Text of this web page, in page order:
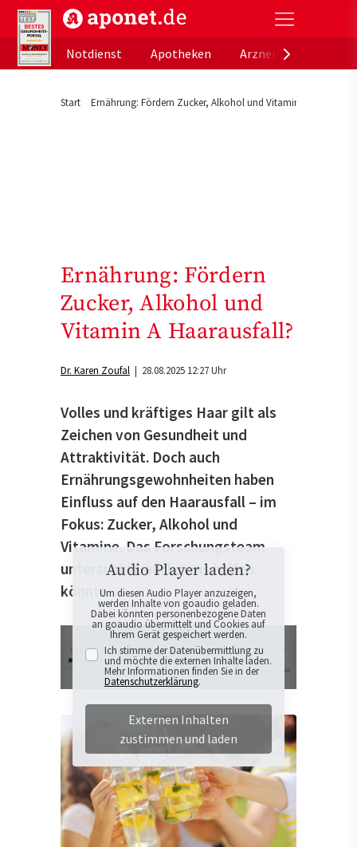
aponet.de - Das offizielle Gesundheitsportal der
Notdienst
Apotheken
Start Ernährung: Fördern Zucker, Alkohol und Vitamin A
Ernährung: Fördern
Zucker, Alkohol und
Vitamin A Haarausfall?
Dr. Karen Zoufal | 28.08.2025 12:27 Uhr
Volles und kräftiges Haar gilt als
Zeichen von Gesundheit und
Attraktivität. Doch auch
Ernährungsgewohnheiten haben
Einfluss auf den Haarausfall – im
Fokus: Zucker, Alkohol und
Vitamine. Das Forschungsteam
untersuchte auch, was helfen
könnte.
Audio Player laden?
Um diesen Audio Player anzuzeigen,
werden Inhalte von goaudio geladen.
Dabei könnten personenbezogene Daten
an goaudio übermittelt und Cookies auf
Ihrem Gerät gespeichert werden.
Ich stimme der Datenübermittlung zu
und möchte die externen Inhalte laden.
Mehr Informationen finden Sie in der
Datenschutzerklärung.
Externen Inhalten
zustimmen und laden